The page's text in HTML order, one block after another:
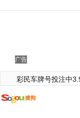
广告
彩民车牌号投注中